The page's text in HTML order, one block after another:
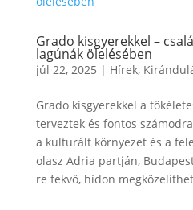
Grado kisgyerekkel –
lagúnák ölelésében
júl 22, 2025 | Hírek,
Grado kisgyerekkel a
terveztek és fontos
a kulturált környezet és a
olasz Adria partján,
re fekvő, hídon